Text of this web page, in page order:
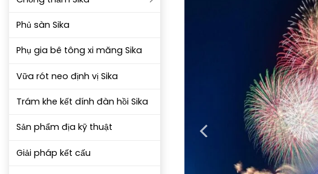
Phủ sàn Sika
Phụ gia bê tông xi măng Sika
Vữa rót neo định vị Sika
Trám khe kết dính đàn hồi Sika
Sản phẩm địa kỹ thuật
Giải pháp kết cấu